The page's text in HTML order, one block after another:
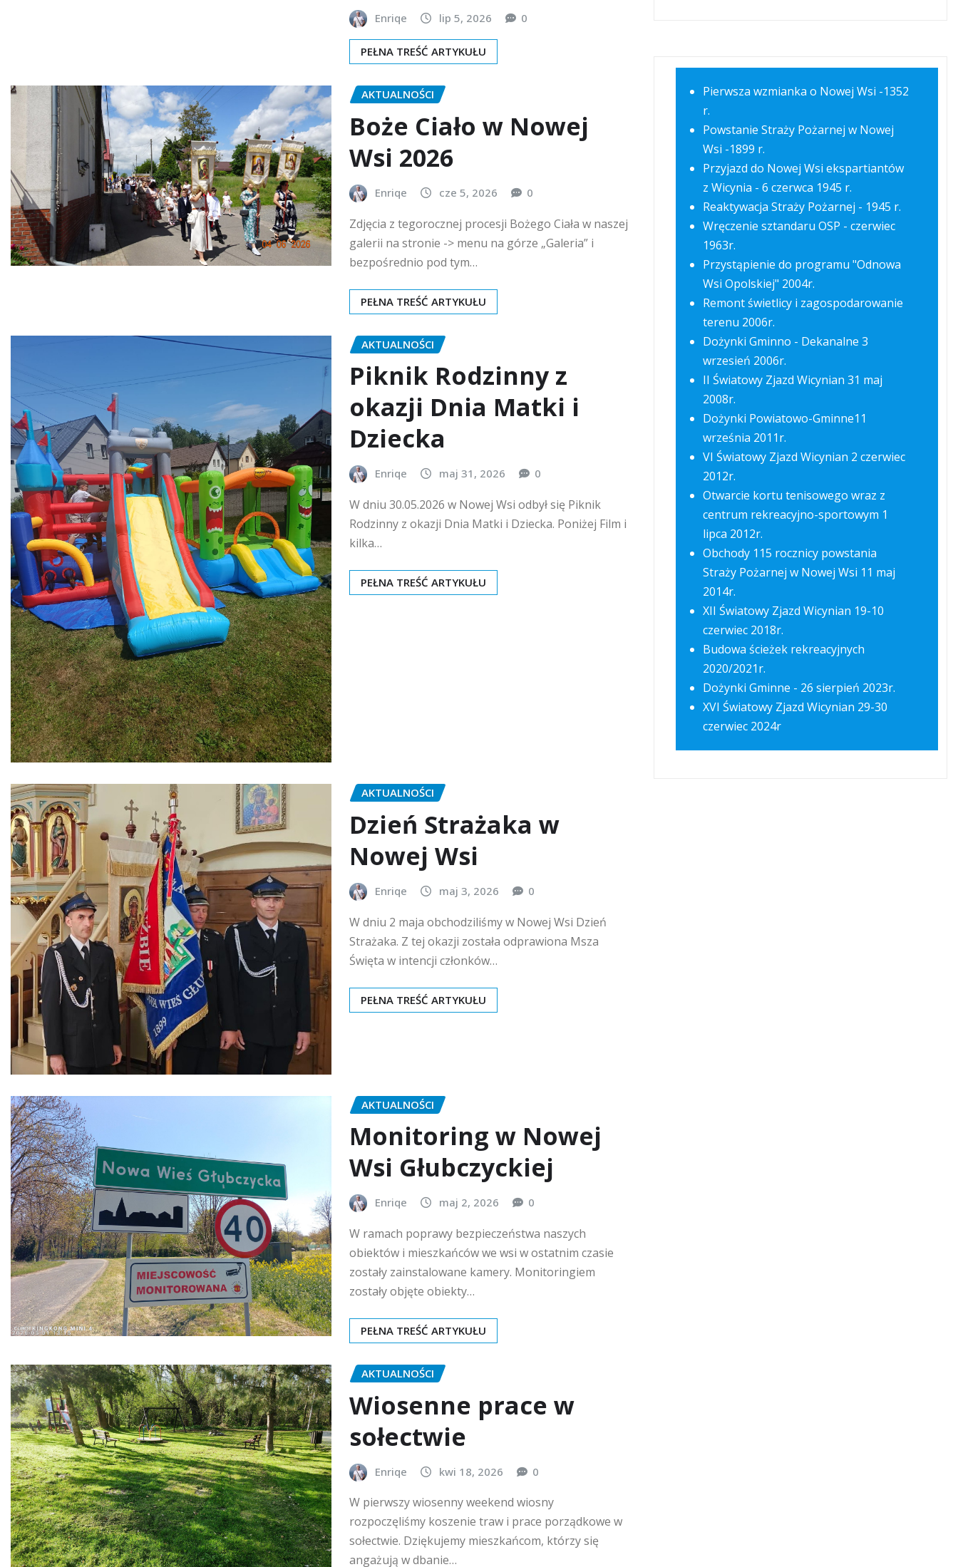
Enriqe lip 5, 2026 0
PEŁNA TREŚĆ ARTYKUŁU
AKTUALNOŚCI
Boże Ciało w Nowej
Wsi 2026
Enriqe cze 5, 2026 0
Zdjęcia z tegorocznej procesji Bożego Ciała w naszej
galerii na stronie -> menu na górze „Galeria” i
bezpośrednio pod tym…
PEŁNA TREŚĆ ARTYKUŁU
AKTUALNOŚCI
Piknik Rodzinny z
okazji Dnia Matki i
Dziecka
Enriqe maj 31, 2026 0
W dniu 30.05.2026 w Nowej Wsi odbył się Piknik
Rodzinny z okazji Dnia Matki i Dziecka. Poniżej Film i
kilka…
PEŁNA TREŚĆ ARTYKUŁU
AKTUALNOŚCI
Dzień Strażaka w
Nowej Wsi
Enriqe maj 3, 2026 0
W dniu 2 maja obchodziliśmy w Nowej Wsi Dzień
Strażaka. Z tej okazji została odprawiona Msza
Święta w intencji członków…
PEŁNA TREŚĆ ARTYKUŁU
AKTUALNOŚCI
Monitoring w Nowej
Wsi Głubczyckiej
Enriqe maj 2, 2026 0
W ramach poprawy bezpieczeństwa naszych
obiektów i mieszkańców we wsi w ostatnim czasie
zostały zainstalowane kamery. Monitoringiem
zostały objęte obiekty…
PEŁNA TREŚĆ ARTYKUŁU
AKTUALNOŚCI
Wiosenne prace w
sołectwie
Enriqe kwi 18, 2026 0
W pierwszy wiosenny weekend wiosny
rozpoczęliśmy koszenie traw i prace porządkowe w
sołectwie. Dziękujemy mieszkańcom, którzy się
angażują w dbanie…
Pierwsza wzmianka o Nowej Wsi -1352
r.
Powstanie Straży Pożarnej w Nowej
Wsi -1899 r.
Przyjazd do Nowej Wsi ekspartiantów
z Wicynia - 6 czerwca 1945 r.
Reaktywacja Straży Pożarnej - 1945 r.
Wręczenie sztandaru OSP - czerwiec
1963r.
Przystąpienie do programu "Odnowa
Wsi Opolskiej" 2004r.
Remont świetlicy i zagospodarowanie
terenu 2006r.
Dożynki Gminno - Dekanalne 3
wrzesień 2006r.
II Światowy Zjazd Wicynian 31 maj
2008r.
Dożynki Powiatowo-Gminne11
września 2011r.
VI Światowy Zjazd Wicynian 2 czerwiec
2012r.
Otwarcie kortu tenisowego wraz z
centrum rekreacyjno-sportowym 1
lipca 2012r.
Obchody 115 rocznicy powstania
Straży Pożarnej w Nowej Wsi 11 maj
2014r.
XII Światowy Zjazd Wicynian 19-10
czerwiec 2018r.
Budowa ścieżek rekreacyjnych
2020/2021r.
Dożynki Gminne - 26 sierpień 2023r.
XVI Światowy Zjazd Wicynian 29-30
czerwiec 2024r